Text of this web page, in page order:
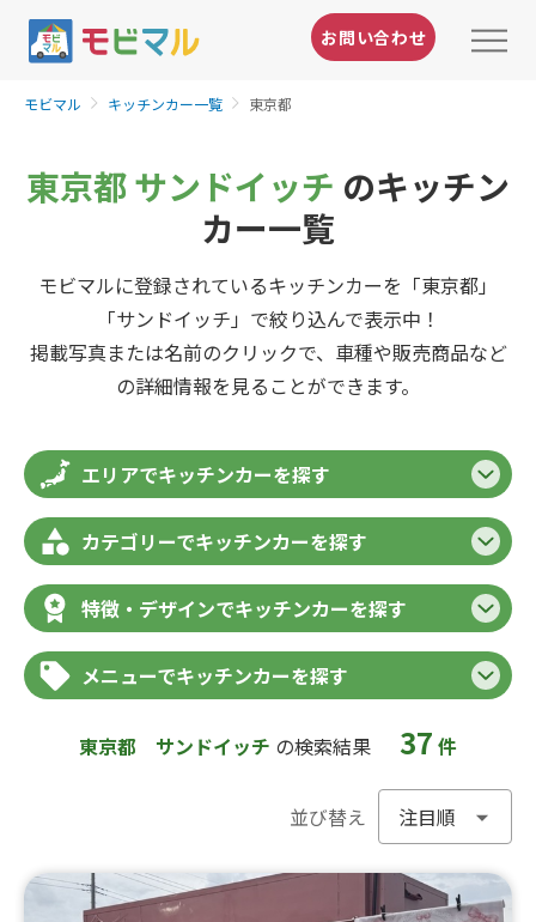
お問い合わせ
モビマル キッチンカー一覧 東京都
東京都 サンドイッチ のキッチン
カー一覧
モビマルに登録されているキッチンカーを「東京都」
「サンドイッチ」で絞り込んで表示中！
掲載写真または名前のクリックで、車種や販売商品など
の詳細情報を見ることができます。
エリアでキッチンカーを探す
カテゴリーでキッチンカーを探す
特徴・デザインでキッチンカーを探す
メニューでキッチンカーを探す
東京都 サンドイッチ の検索結果 37 件
並び替え